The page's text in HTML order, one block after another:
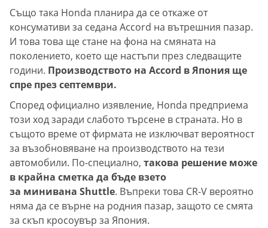
Също така Honda планира да се откаже от
консумативи за седана Accord на вътрешния пазар.
И това това ще стане на фона на смяната на
поколението, което ще настъпи през следващите
години. Производството на Accord в Япония ще
спре през септември.
Според официално изявление, Honda предприема
този ход заради слабото търсене в страната. Но в
същото време от фирмата не изключват вероятност
за възобновяване на производството на тези
автомобили. По-специално, такова решение може
в крайна сметка да бъде взето
за минивана Shuttle. Въпреки това CR-V вероятно
няма да се върне на родния пазар, защото се смята
за скъп кросоувър за Япония.